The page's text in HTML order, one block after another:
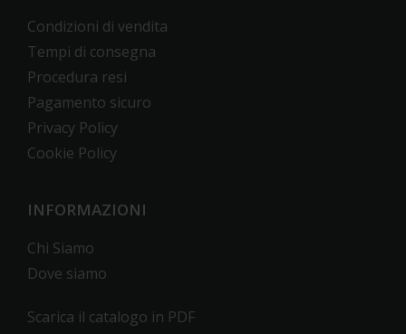
Condizioni di vendita
Tempi di consegna
Procedura resi
Pagamento sicuro
Privacy Policy
Cookie Policy
INFORMAZIONI
Chi Siamo
Dove siamo
Scarica il catalogo in PDF